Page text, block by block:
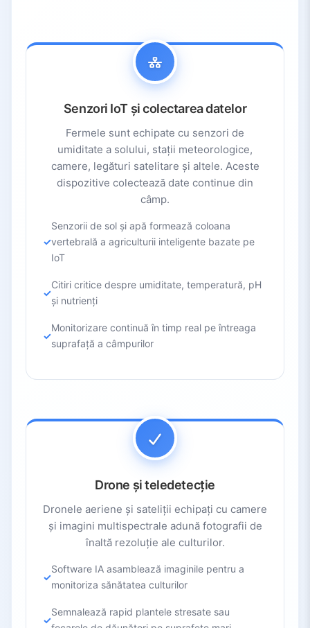
Senzori IoT și colectarea datelor
Fermele sunt echipate cu senzori de
umiditate a solului, stații meteorologice,
camere, legături satelitare și altele. Aceste
dispozitive colectează date continue din
câmp.
Senzorii de sol și apă formează coloana
vertebrală a agriculturii inteligente bazate pe
IoT
Citiri critice despre umiditate, temperatură, pH
și nutrienți
Monitorizare continuă în timp real pe întreaga
suprafață a câmpurilor
Drone și teledetecție
Dronele aeriene și sateliții echipați cu camere
și imagini multispectrale adună fotografii de
înaltă rezoluție ale culturilor.
Software IA asamblează imaginile pentru a
monitoriza sănătatea culturilor
Semnalează rapid plantele stresate sau